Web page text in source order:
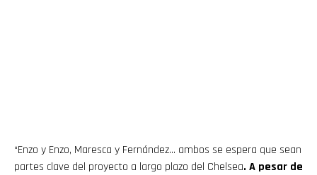
“Enzo y Enzo, Maresca y Fernández… ambos se espera que sean
partes clave del proyecto a largo plazo del Chelsea. A pesar de